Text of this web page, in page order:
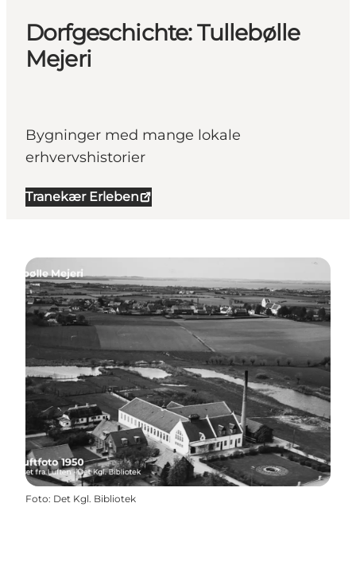
Dorfgeschichte: Tullebølle
Mejeri
Bygninger med mange lokale
erhvervshistorier
Tranekær Erleben
Foto: Det Kgl. Bibliotek